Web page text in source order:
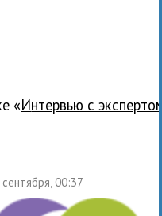
«
Интервью с
00:37